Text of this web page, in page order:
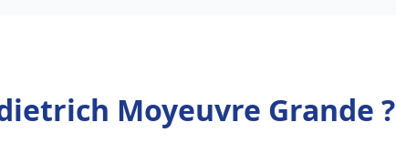
Moyeuvre Grande ?